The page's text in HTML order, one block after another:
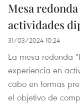
Mesa
actividades
31/03/2024 10:24
La mesa redonda
experiencia en
cabo en formas
el objetivo de